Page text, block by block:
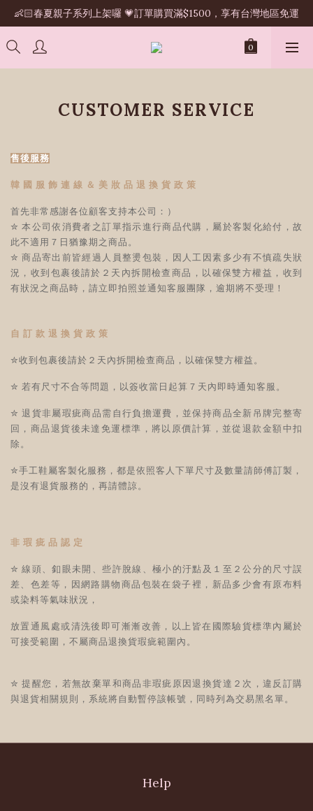
👶🏻春夏親子系列上架囉 💗訂單購買滿$1500，享有台灣地區免運
CUSTOMER SERVICE
售後服務
韓 國 服 飾 連 線 ＆ 美 妝 品 退 換 貨 政 策
首先非常感謝各位顧客支持本公司：）
✮ 本公司依消費者之訂單指示進行商品代購，屬於客製化給付，故
此不適用７日猶豫期之商品。
✮ 商品寄出前皆經過人員整燙包裝，因人工因素多少有不慎疏失狀
況，收到包裹後請於２天內拆開檢查商品，以確保雙方權益，收到
有狀況之商品時，請立即拍照並通知客服團隊，逾期將不受理！
自 訂 款 退 換 貨 政 策
✮收到包裹後請於２天內拆開檢查商品，以確保雙方權益 。
✮ 若有尺寸不合等問題，以簽收當日起算７天內即時通知客服。
✮ 退貨非屬瑕疵商品需自行負擔運費，並保持商品全新吊牌完整寄
回 ， 商品退貨後未達免運標準，將以原價計算，並從退款金額中扣
除 。
✮手工鞋屬客製化服務 ，都是依照客人下單尺寸及數量請師傅訂製 ，
是沒有退貨服務的 ， 再請體諒。
非 瑕 疵 品 認 定
✮ 線頭、釦眼未開、些許脫線、極小的汙點及１至２公分的尺寸誤
差、色差等，因網路購物商品包裝在袋子裡，新品多少會有原布料
或染料等氣味狀況，
放置通風處或清洗後即可漸漸改善， 以上皆在國際驗貨標準內屬於
可接受範圍，不屬商品退換貨瑕疵範圍內。
✮ 提醒您，若無故棄單和商品非瑕疵原因退換貨達２次，違反訂購
與退貨相關規則，系統將自動暫停該帳號，同時列為交易黑名單。
Help